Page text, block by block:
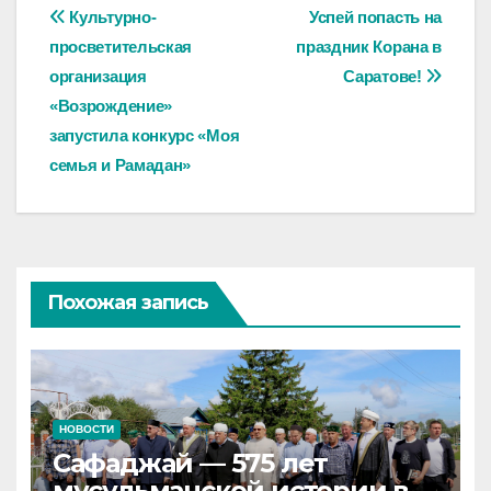
Навигация
по
записям
Успей попасть на
праздник Корана в
Саратове!
Культурно-
просветительская
организация
«Возрождение»
запустила конкурс «Моя
семья и Рамадан»
Похожая запись
НОВОСТИ
Сафаджай — 575 лет